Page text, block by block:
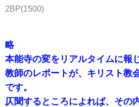
2BP(1500)
略
本能寺の変をリアルタイムに報
教師のレポートが、キリスト教
です。
仄聞するところによれば、その